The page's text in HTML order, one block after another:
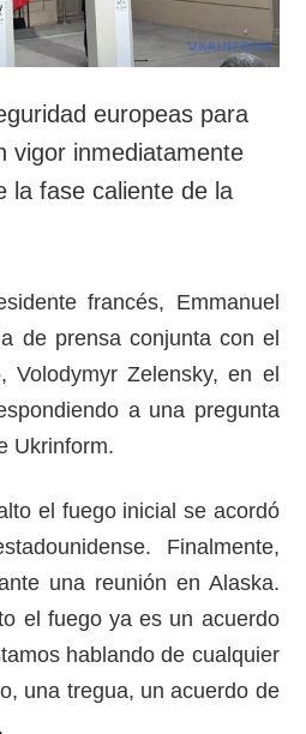
europeas para
vigor inmediatamente
la fase caliente de la
francés, Emmanuel
de prensa conjunta con el
Volodymyr Zelensky, en el
a una pregunta
Ukrinform.
el fuego inicial se acordó
Finalmente,
una reunión en Alaska.
el fuego ya es un acuerdo
hablando de cualquier
una tregua, un acuerdo de